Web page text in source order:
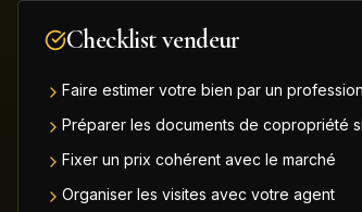
Checklist vendeur
Faire estimer votre bien par un
Préparer les documents de copropriété
Fixer un prix cohérent avec le marché
Organiser les visites avec votre agent